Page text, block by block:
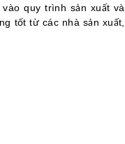
quy trình sản xuất và
tốt từ các nhà sản xuất,